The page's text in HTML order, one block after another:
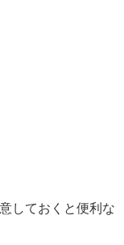
しておくと便利な